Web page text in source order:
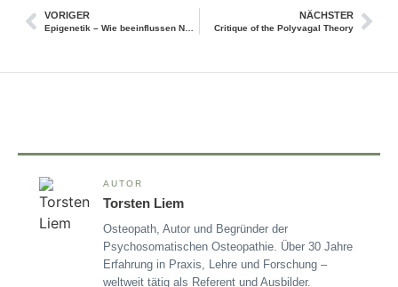
VORIGER
Epigenetik – Wie beeinflussen Nahrungsinhaltsstoffe unsere Genexpression?
NÄCHSTER
Critique of the Polyvagal Theory
AUTOR
Torsten Liem
Osteopath, Autor und Begründer der
Psychosomatischen Osteopathie. Über 30 Jahre
Erfahrung in Praxis, Lehre und Forschung –
weltweit tätig als Referent und Ausbilder.